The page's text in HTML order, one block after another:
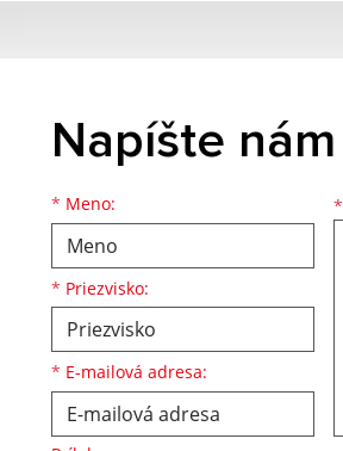
Napíšte nám
* Meno:
Meno
* Priezvisko:
Priezvisko
* E-mailová adresa:
E-mailová adresa *